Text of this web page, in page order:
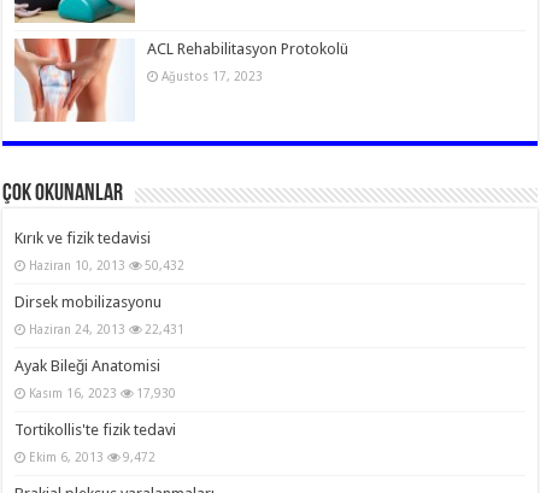
ACL Rehabilitasyon Protokolü
Ağustos 17, 2023
Çok Okunanlar
Kırık ve fizik tedavisi
Haziran 10, 2013 50,432
Dirsek mobilizasyonu
Haziran 24, 2013 22,431
Ayak Bileği Anatomisi
Kasım 16, 2023 17,930
Tortikollis'te fizik tedavi
Ekim 6, 2013 9,472